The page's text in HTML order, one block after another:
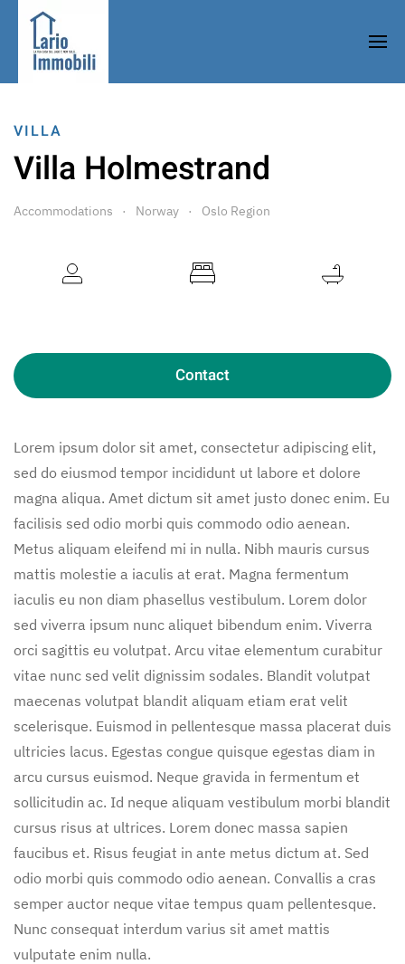
VILLA
Villa Holmestrand
Accommodations Norway Oslo Region
Contact
Lorem ipsum dolor sit amet, consectetur adipiscing elit,
sed do eiusmod tempor incididunt ut labore et dolore
magna aliqua. Amet dictum sit amet justo donec enim. Eu
facilisis sed odio morbi quis commodo odio aenean.
Metus aliquam eleifend mi in nulla. Nibh mauris cursus
mattis molestie a iaculis at erat. Magna fermentum
iaculis eu non diam phasellus vestibulum. Lorem dolor
sed viverra ipsum nunc aliquet bibendum enim. Viverra
orci sagittis eu volutpat. Arcu vitae elementum curabitur
vitae nunc sed velit dignissim sodales. Blandit volutpat
maecenas volutpat blandit aliquam etiam erat velit
scelerisque. Euismod in pellentesque massa placerat duis
ultricies lacus. Egestas congue quisque egestas diam in
arcu cursus euismod. Neque gravida in fermentum et
sollicitudin ac. Id neque aliquam vestibulum morbi blandit
cursus risus at ultrices. Lorem donec massa sapien
faucibus et. Risus feugiat in ante metus dictum at. Sed
odio morbi quis commodo odio aenean. Convallis a cras
semper auctor neque vitae tempus quam pellentesque.
Nunc consequat interdum varius sit amet mattis
vulputate enim nulla.